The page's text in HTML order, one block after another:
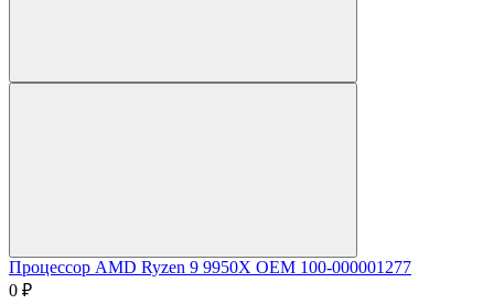
Процессор AMD Ryzen 9 9950X OEM 100-000001277
0 ₽